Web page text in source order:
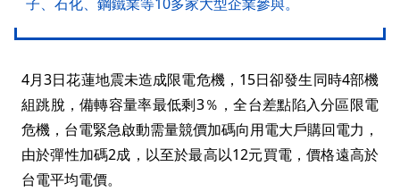
4月3日花蓮地震未造成限電危機，15日卻發生同時4部機
組跳脫，備轉容量率最低剩3％，全台差點陷入分區限電
危機，台電緊急啟動需量競價加碼向用電大戶購回電力，
由於彈性加碼2成，以至於最高以12元買電，價格遠高於
台電平均電價。